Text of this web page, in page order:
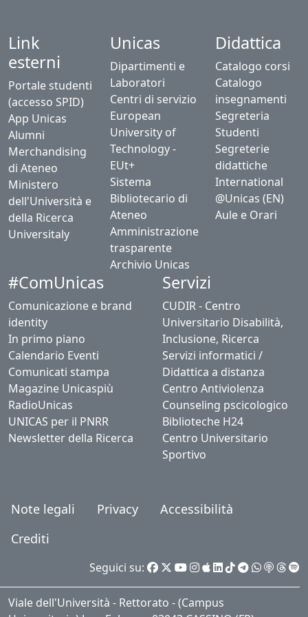
Link
esterni
Portale studenti
(accesso SPID)
App Unicas
Alumni
Merchandising
di Ateneo
Ministero
dell'Università e
della Ricerca
Universitaly
Unicas
Dipartimenti e
Laboratori
Centri di servizio
European
University of
Technology -
EUt+
Sistema
Bibliotecario di
Ateneo
Amministrazione
trasparente
Archivio Unicas
Didattica
Catalogo corsi
Catalogo
insegnamenti
Segreteria
Studenti
Segreterie
didattiche
International
@Unicas (EN)
Aule e Orari
#ComUnicas
Comunicazione e brand
identity
In primo piano
Calendario Eventi
Comunicati stampa
Magazine Unicaspiù
RadioUnicas
UNICAS per il PNRR
Newsletter della Ricerca
Servizi
CUDIR - Centro
Universitario Disabilità,
Inclusione, Ricerca
Servizi informatici /
Didattica a distanza
Centro Antiviolenza
Counseling pscicologico
Biblioteche H24
Centro Universitario
Sportivo
Note legali Privacy
Accessibilità
Crediti
Seguici su:
Viale dell'Università - Rettorato - (Campus